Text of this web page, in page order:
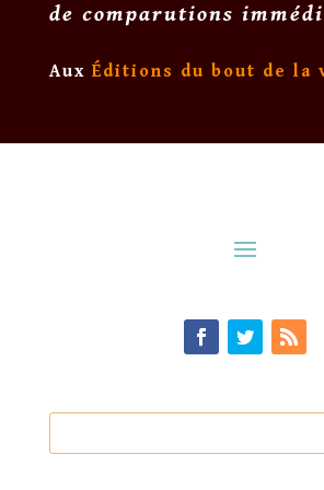
de comparutions
Aux Éditions du bout de la